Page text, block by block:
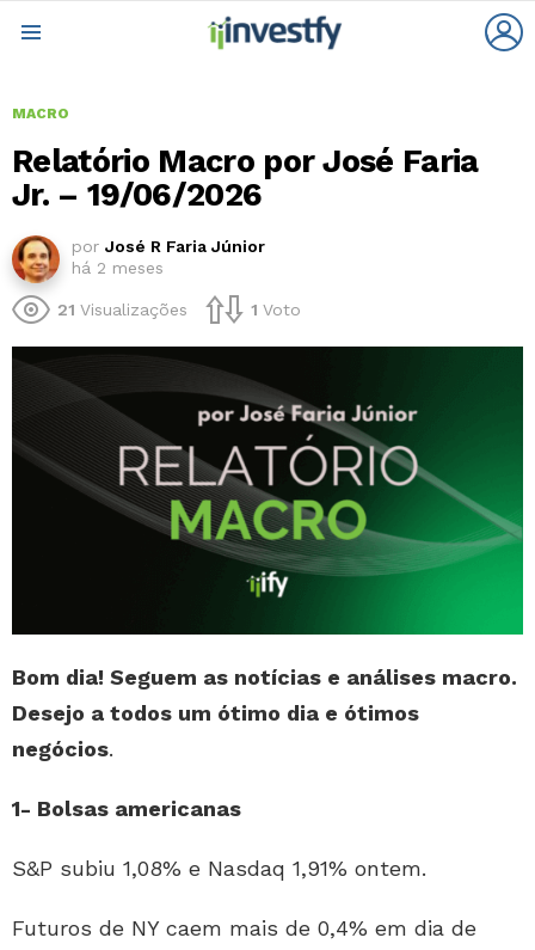
MACRO
Relatório Macro por José Faria
Jr. – 19/06/2026
por José R Faria Júnior
há 2 meses
21 Visualizações 1 Voto
Bom dia! Seguem as notícias e análises macro.
Desejo a todos um ótimo dia e ótimos
negócios.
1- Bolsas americanas
S&P subiu 1,08% e Nasdaq 1,91% ontem.
Futuros de NY caem mais de 0,4% em dia de